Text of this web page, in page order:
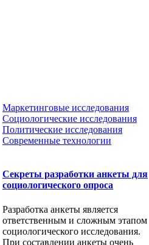
Маркетинговые исследования
Социологические исследования
Политические исследования
Современные технологии
Секреты разработки анкеты для
социологического опроса
Разработка анкеты является
ответственным и сложным этапом
социологического исследования.
При составлении анкеты очень